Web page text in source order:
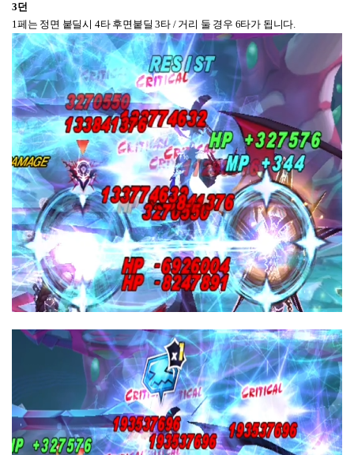
3던
1페는 정면 붙딜시 4타 후면붙딜 3타 / 거리 둘 경우 6타가 됩니다.